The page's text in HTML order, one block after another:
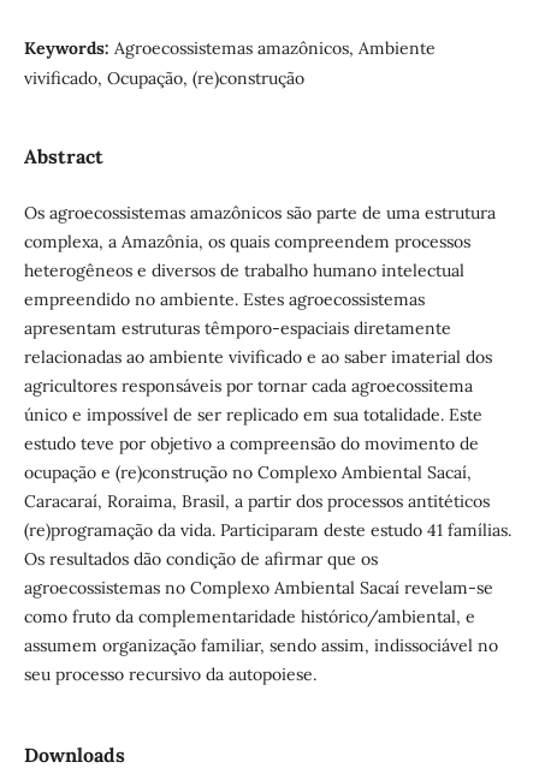
Keywords: Agroecossistemas amazônicos, Ambiente
vivificado, Ocupação, (re)construção
Abstract
Os agroecossistemas amazônicos são parte de uma estrutura
complexa, a Amazônia, os quais compreendem processos
heterogêneos e diversos de trabalho humano intelectual
empreendido no ambiente. Estes agroecossistemas
apresentam estruturas têmporo-espaciais diretamente
relacionadas ao ambiente vivificado e ao saber imaterial dos
agricultores responsáveis por tornar cada agroecossitema
único e impossível de ser replicado em sua totalidade. Este
estudo teve por objetivo a compreensão do movimento de
ocupação e (re)construção no Complexo Ambiental Sacaí,
Caracaraí, Roraima, Brasil, a partir dos processos antitéticos
(re)programação da vida. Participaram deste estudo 41 famílias.
Os resultados dão condição de afirmar que os
agroecossistemas no Complexo Ambiental Sacaí revelam-se
como fruto da complementaridade histórico/ambiental, e
assumem organização familiar, sendo assim, indissociável no
seu processo recursivo da autopoiese.
Downloads